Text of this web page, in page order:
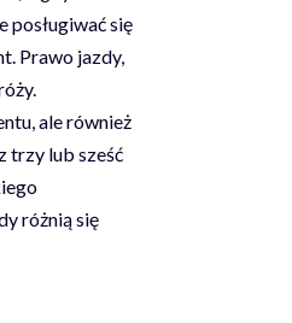
się
Prawo jazdy,
ale również
trzy lub sześć
różnią się